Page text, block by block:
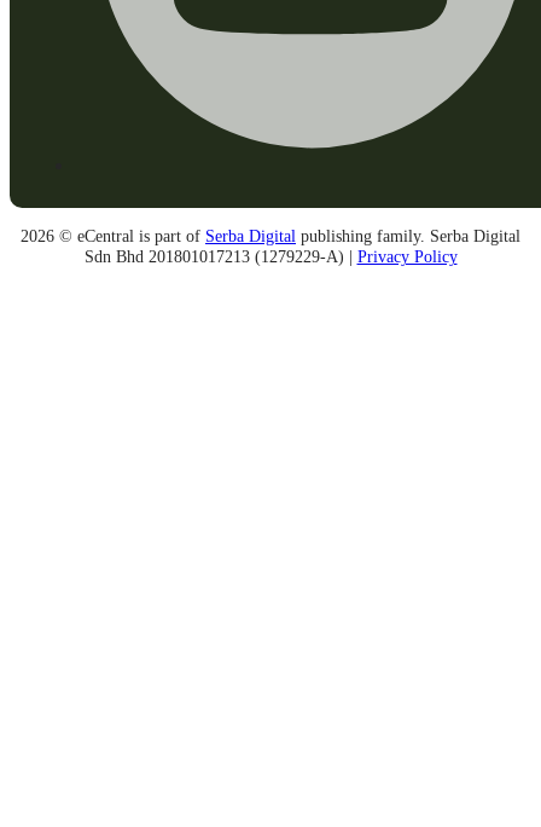
2026 © eCentral is part of Serba Digital publishing family. Serba Digital
Sdn Bhd 201801017213 (1279229-A) | Privacy Policy